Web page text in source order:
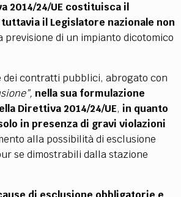
2014/24/UE costituisca il
il Legislatore nazionale non
previsione di un impianto dicotomico
dei contratti pubblici, abrogato con
nella sua formulazione
Direttiva 2014/24/UE, in quanto
in presenza di gravi violazioni
alla possibilità di esclusione
se dimostrabili dalla stazione